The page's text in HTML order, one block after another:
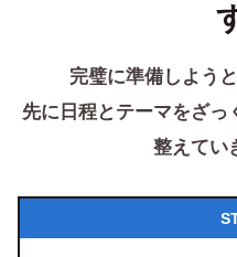
完璧に準備しよう
先に日程とテーマをざ
整えてい